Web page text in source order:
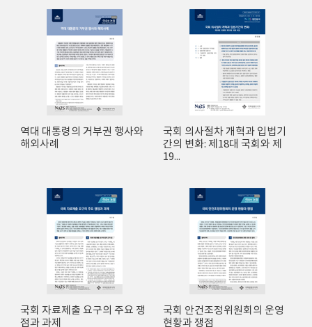
역대 대통령의 거부권 행사와
해외사례
국회 의사절차 개혁과 입법기
간의 변화: 제18대 국회와 제
19...
국회 자료제출 요구의 주요 쟁
점과 과제
국회 안건조정위원회의 운영
현황과 쟁점